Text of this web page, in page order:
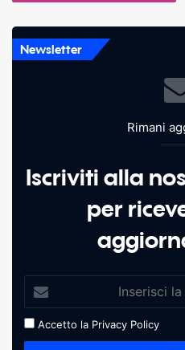
Newsletter
Rimani
Iscriviti alla
per
Accetto la Privacy Policy